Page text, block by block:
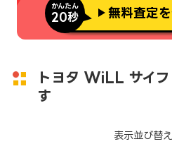
かんたん
20秒 無料査定
トヨタ WiLL サイ
す
表示並び替え